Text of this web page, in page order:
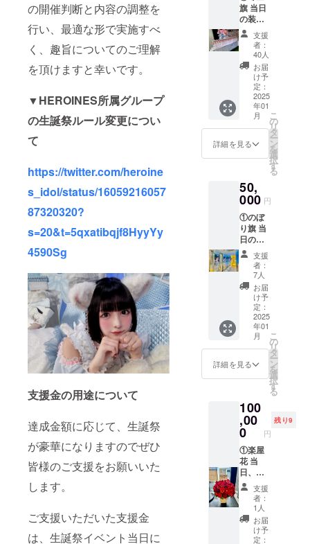
の開催判断と内容の調整を
行い、最適な形で実施すべ
く、趣旨についてのご理解
を頂けますと幸いです。
▼HEROINES所属グループ
の生誕祭ルール変更につい
て
https://twitter.com/heroine
s_idol/status/16059216057
87320320?
s=20&t=5qxatibqjf8HyyYy
4590Sg
支援金の用途について
達成金額に応じて、生誕祭
が豪華になりますのでぜひ
皆様のご支援をお願いいた
します。
ご支援いただいた支援金
は、生誕祭イベント当日に
がある場合・特
殊文字、記号で
表示できない場
合は、空欄で作
成させていただ
きます。
（ニックネー
ム）をご記入く
ださい。 ※お名
前（ニックネー
ム可）は、6文字
までお願いいた
します。 ※特殊
文字・記号は使
用できません。
備考欄にニック
ネームなどの記
載がない場合・6
文字以上の記載
がある場合・特
合は、空欄で作
成させていただ
きます。
旗 当日
の装飾
に使用
する、
ミニ旗
を作成
致しま
す。 ミ
ニ旗に
は、生
誕祭支
援者様
のお名
前
（ニッ
ム可）
を記載
させて
いただ
きま
す。 お
名前は
データ
で印字
を入れ
させて
いただ
きます
生誕祭
終了
後、1〜
3週間で
入れた
ものを
ご自宅
へ郵送
させて
いただ
きま
す。 ②
フラ
ワース
タンド
(名前掲
載 ) 当
支援
者：
40人
お届
け予
定：
2025
年01
月
詳細を見る
こ
の
リ
タ
ー
ン
を
選
択
す
る
50,
000 円
①のぼ
り旗 当
日の装
飾に使
用す
る、の
ぼり旗
を作成
致しま
す。 の
ぼり旗
には生
誕祭支
援者様
のお名
前
クネー
ム可）
が記載
されま
す。 生
誕祭終
了後、
1〜3週
間で直
筆サイ
ン入り
の のぼ
り旗
支援
者：
7人
お届
け予
定：
2025
年01
月
詳細を見る
こ
の
リ
タ
ー
ン
を
選
択
す
る
100
,00
0 円
残り9
①楽屋
花 当
日、タ
レント
が使用
する楽
屋にお
花をお
届けい
支援
者：
1人
お届
け予
定：